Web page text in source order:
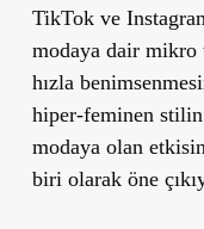
TikTok ve
modaya dair
hızla
hiper-feminen
modaya olan
biri olarak öne